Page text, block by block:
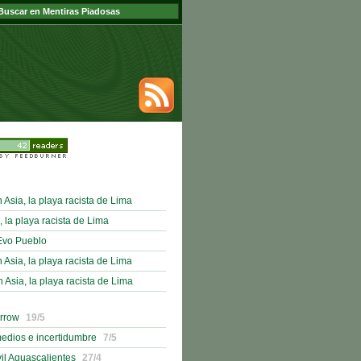
Asia, la playa racista de Lima
la playa racista de Lima
Pueblo
Asia, la playa racista de Lima
Asia, la playa racista de Lima
19/5
e incertidumbre
7/5
Aguascalientes
27/4